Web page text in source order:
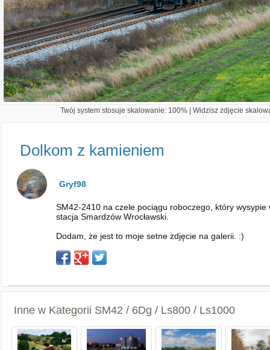
Twój system stosuje skalowanie: 100% | Widzisz zdjęcie
Dolkom z kamieniem
Gryf98
SM42-2410 na czele pociągu roboczego, który
stacja Smardzów Wrocławski.
Dodam, że jest to moje setne zdjęcie na galerii. :)
Inne w Kategorii SM42 / 6Dg / Ls800 / Ls1000